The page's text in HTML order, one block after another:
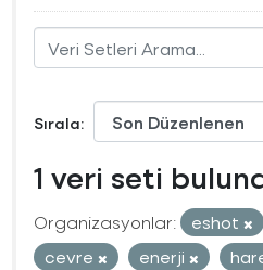
Sırala
1 veri seti
Organizasyonlar: eshot
cevre
enerji